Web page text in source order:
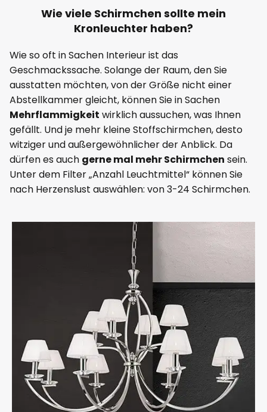
Wie viele Schirmchen sollte mein
Kronleuchter haben?
Wie so oft in Sachen Interieur ist das
Geschmackssache. Solange der Raum, den Sie
ausstatten möchten, von der Größe nicht einer
Abstellkammer gleicht, können Sie in Sachen
Mehrflammigkeit wirklich aussuchen, was Ihnen
gefällt. Und je mehr kleine Stoffschirmchen, desto
witziger und außergewöhnlicher der Anblick. Da
dürfen es auch gerne mal mehr Schirmchen sein.
Unter dem Filter „Anzahl Leuchtmittel“ können Sie
nach Herzenslust auswählen: von 3-24 Schirmchen.